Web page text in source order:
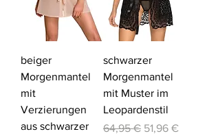
beiger
Morgenmantel
mit
Verzierungen
aus schwarzer
schwarzer
Morgenmantel
mit Muster im
Leopardenstil
Standardpreis
64,95 € Sale-Preis
51,96 €